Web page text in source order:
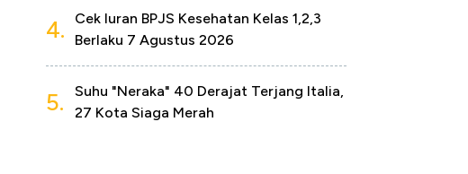
4.
Cek Iuran BPJS Kesehatan Kelas 1,2,3
Berlaku 7 Agustus 2026
5.
Suhu "Neraka" 40 Derajat Terjang Italia,
27 Kota Siaga Merah